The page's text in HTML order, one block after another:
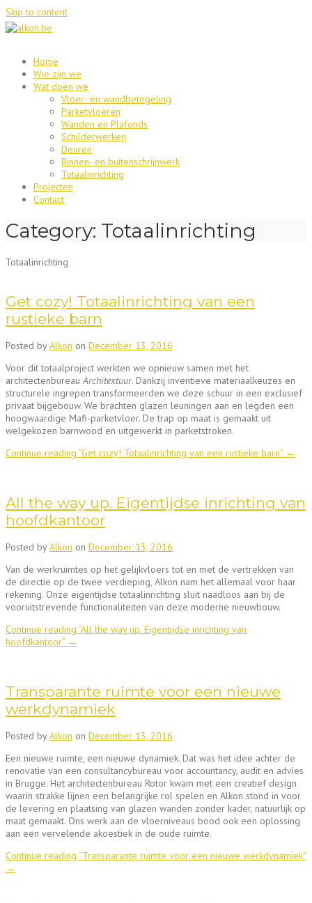
Skip to content
Home
Wie zijn we
Wat doen we
Vloer- en wandbetegeling
Parketvloeren
Wanden en Plafonds
Schilderwerken
Deuren
Binnen- en buitenschrijnwerk
Totaalinrichting
Projecten
Contact
Category: Totaalinrichting
Totaalinrichting
Get cozy! Totaalinrichting van een
rustieke barn
Posted byAlkon on December 13, 2016
Voor dit totaalproject werkten we opnieuw samen met het
architectenbureauArchitextuur. Dankzij inventieve materiaalkeuzes en
structurele ingrepen transformeerden we deze schuur in een exclusief
privaat bijgebouw. We brachten glazen leuningen aan en legden een
hoogwaardige Mafi-parketvloer. De trap op maat is gemaakt uit
welgekozen barnwood en uitgewerkt in parketstroken.
Continue reading “Get cozy! Totaalinrichting van een rustieke barn” →
All the way up. Eigentijdse inrichting van
hoofdkantoor
Posted byAlkon on December 13, 2016
Van de werkruimtes op het gelijkvloers tot en met de vertrekken van
de directie op de twee verdieping, Alkon nam het allemaal voor haar
rekening. Onze eigentijdse totaalinrichting sluit naadloos aan bij de
vooruitstrevende functionaliteiten van deze moderne nieuwbouw.
Continue reading “All the way up. Eigentijdse inrichting van
hoofdkantoor” →
Transparante ruimte voor een nieuwe
werkdynamiek
Posted byAlkon on December 13, 2016
Een nieuwe ruimte, een nieuwe dynamiek. Dat was het idee achter de
renovatie van een consultancybureau voor accountancy, audit en advies
in Brugge. Het architectenbureau Rotor kwam met een creatief design
waarin strakke lijnen een belangrijke rol spelen en Alkon stond in voor
de levering en plaatsing van glazen wanden zonder kader, natuurlijk op
maat gemaakt. Ons werk aan de vloerniveaus bood ook een oplossing
aan een vervelende akoestiek in de oude ruimte.
Continue reading “Transparante ruimte voor een nieuwe werkdynamiek”
→